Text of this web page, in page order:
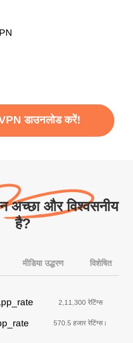
VPN डाउनलोड करें!
अच्छा और विश्वसनीय
है?
मीडिया उद्धरण विशेषित
2,11,300 रेटिंग्स
570.5 हजार रेटिंग्स।